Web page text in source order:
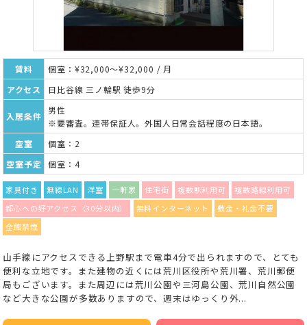
賃料
個室：¥32,000～¥32,000 / 月
アクセス
日比谷線 三ノ輪駅 徒歩9分
入居条件
男性
※要審査。連帯保証人。外国人日常会話程度の日本語。
空室
個室：2
空室予定
個室：4
家具付き 無線LAN 洋室 一軒家 住宅街 複数駅利用可
複数路線利用可
都心への好アクセス（30分以内）
無料インターネット
敷金・礼金不要
全館禁煙
山手線にアクセスできる上野駅まで電車4分で出られますので、とても
便利な立地です。また建物の近くには荒川区役所や荒川署、荒川郵便
局もございます。また周辺には荒川公園や三河島公園、荒川自然公園
など大きな公園が多数ありますので、週末はゆっくり外...